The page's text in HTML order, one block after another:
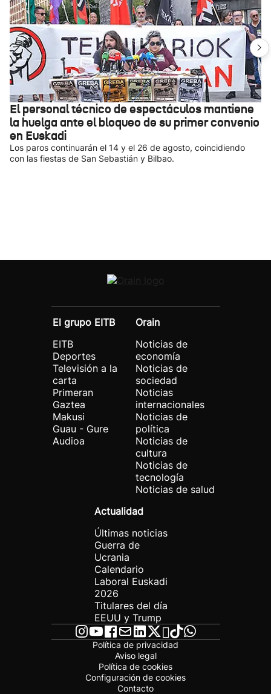
El personal técnico de espectáculos mantiene
la huelga ante el bloqueo de su primer convenio
en Euskadi
Los paros continuarán el 14 y el 26 de agosto, coincidiendo
con las fiestas de San Sebastián y Bilbao.
El grupo EITB
EITB
Deportes
Televisión a la
carta
Primeran
Gaztea
Makusi
Guau - Gure
Audioa
Orain
Noticias de
economía
Noticias de
sociedad
Noticias
internacionales
Noticias de
política
Noticias de
cultura
Noticias de
tecnología
Noticias de salud
Actualidad
Últimas noticias
Guerra de
Ucrania
Calendario
Laboral Euskadi
2026
Titulares del día
EEUU y Trump
Política de privacidad
Aviso legal
Política de cookies
Configuración de cookies
Contacto